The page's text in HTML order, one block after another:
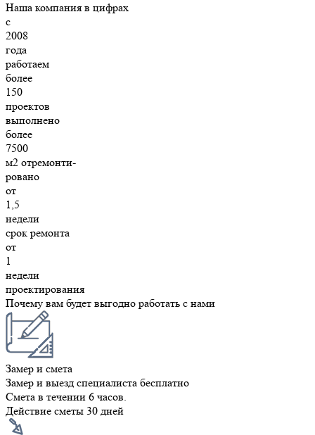
Наша компания в цифрах
с
2008
года
работаем
более
150
проектов
выполнено
более
7500
м2 отремонти-
ровано
от
1,5
недели
срок ремонта
от
1
недели
проектирования
Почему вам будет выгодно работать с нами
Замер и смета
Замер и выезд специалиста бесплатно
Смета в течении 6 часов.
Действие сметы 30 дней